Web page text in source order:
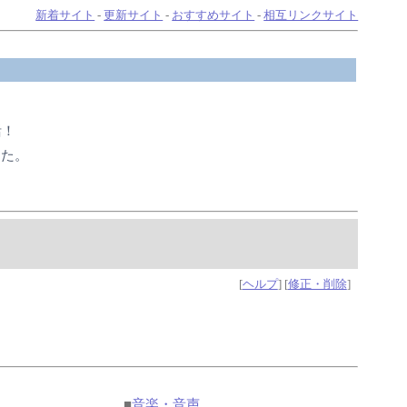
新着サイト -更新サイト - おすすめサイト -相互リンクサイト
。
[ヘルプ] [修正・削除]